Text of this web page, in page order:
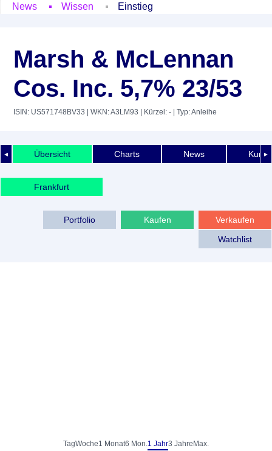
News
Wissen Einstieg
Marsh & McLennan
Cos. Inc. 5,7% 23/53
ISIN: US571748BV33 | WKN: A3LM93 | Kürzel: - | Typ: Anleihe
◄ ►
Übersicht Charts News
Frankfurt
Verkaufen
Kaufen
Portfolio
Watchlist
TagWoche1 Monat6 Mon.1 Jahr3 Jahre Max.